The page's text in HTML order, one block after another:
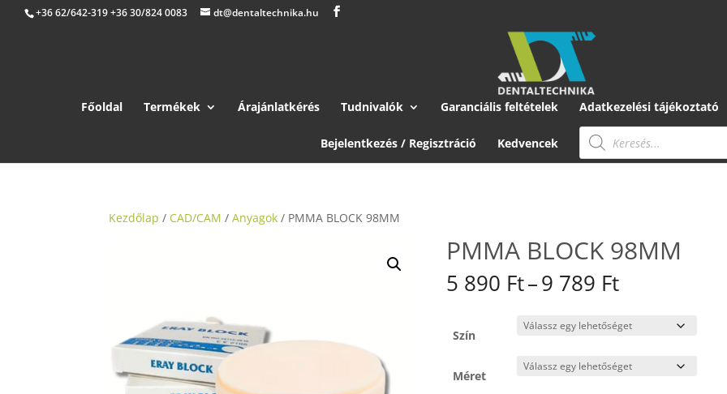
+36 62/642-319 +36 30/824 0083 dt@dentaltechnika.hu
Főoldal Termékek Árajánlatkérés Tudnivalók Garanciális feltételek Adatkezelési tájékoztató
Bejelentkezés / Regisztráció Kedvencek
Products
search
Kezdőlap / CAD/CAM /Anyagok / PMMA BLOCK 98MM
PMMA BLOCK 98MM
5 890 Ft–9 789 Ft
5
890 Ft
-
9
789 Ft
Szín
Méret